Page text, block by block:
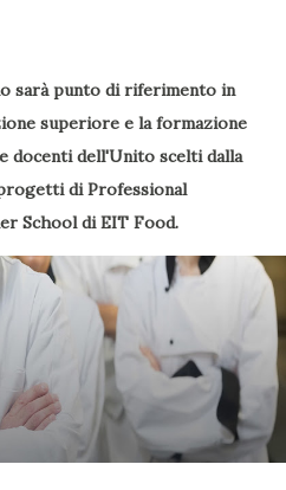
sarà punto di riferimento in
superiore e la formazione
docenti dell'Unito scelti dalla
di Professional
School di EIT Food.